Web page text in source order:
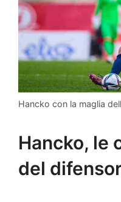
Hancko con la maglia
Hancko, le
del